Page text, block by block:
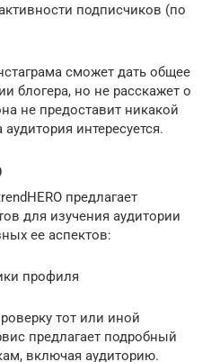
подписчиков (по
сможет дать общее
блогера, но не расскажет о
не предоставит никакой
интересуется.
предлагает
для изучения аудитории
ее аспектов:
профиля
тот или иной
предлагает подробный
включая аудиторию.